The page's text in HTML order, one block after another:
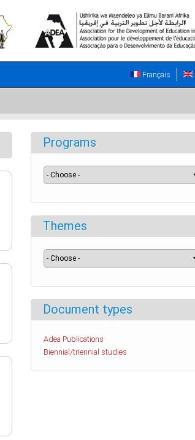
Français
Programs
Themes
Document types
Adea Publications
Biennial/triennial studies